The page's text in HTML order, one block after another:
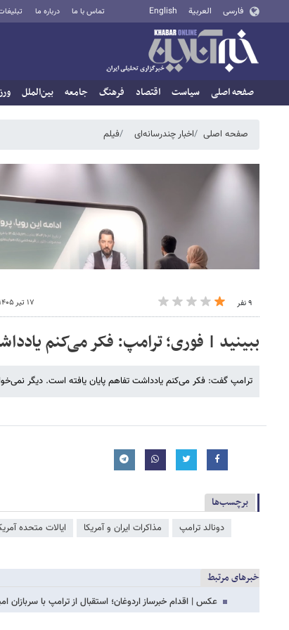
فارسی العربية English تماس با ما درباره ما
صفحه اصلی سیاست اقتصاد فرهنگ جامعه بین‌الملل
صفحه اصلی اخبار چندرسانه‌ای فیلم
۹ نفر ۱۷ تیر ۱۴۰۵ - ۱۲:۱۵
ببینید | فوری؛ ترامپ: فکر می‌کنم
ترامپ گفت: فکر می‌کنم یادداشت تفاهم پایان یافته است. دیگر
برچسب‌ها
دونالد ترامپ مذاکرات ایران و آمریکا ایالات متحده
خبرهای مرتبط
عکس | اقدام خبرساز اردوغان؛ استقبال از ترامپ با سربازان